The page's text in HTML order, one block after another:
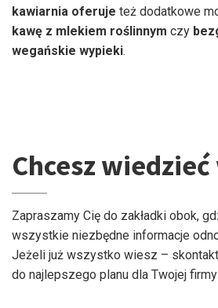
kawiarnia oferuje też dodatkowe
kawę z mlekiem roślinnym czy
wegańskie wypieki.
Chcesz
Zapraszamy Cię do zakładki obok,
wszystkie niezbędne informacje
Jeżeli już wszystko wiesz –
do najlepszego planu dla Twojej